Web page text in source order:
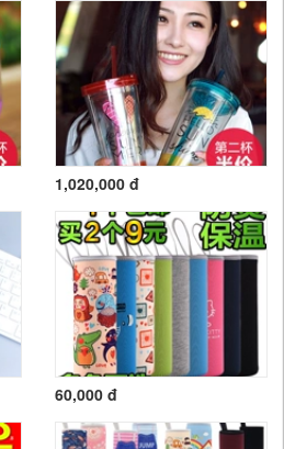
1,020,000 đ
60,000 đ